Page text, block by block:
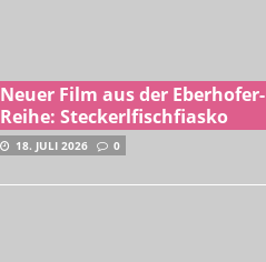
Neuer Film aus der Eberhofer-
Reihe: Steckerlfischfiasko
18. JULI 2026 0